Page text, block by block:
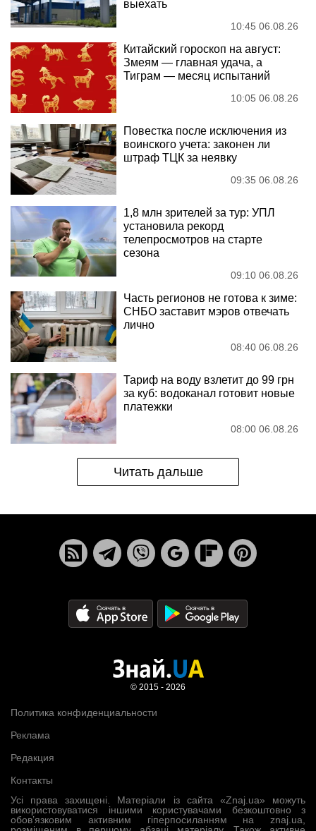
выехать
10:45 06.08.26
Китайский гороскоп на август:
Змеям — главная удача, а
Тиграм — месяц испытаний
10:05 06.08.26
Повестка после исключения из
воинского учета: законен ли
штраф ТЦК за неявку
09:35 06.08.26
1,8 млн зрителей за тур: УПЛ
установила рекорд
телепросмотров на старте
сезона
09:10 06.08.26
Часть регионов не готова к зиме:
СНБО заставит мэров отвечать
лично
08:40 06.08.26
Тариф на воду взлетит до 99 грн
за куб: водоканал готовит новые
платежки
08:00 06.08.26
Читать дальше
Усі права захищені. Матеріали із сайта «Znaj.ua» можуть
використовуватися іншими користувачами безкоштовно з
обов’язковим активним гіперпосиланням на znaj.ua,
Политика конфиденциальности
Реклама
Редакция
Контакты
© 2015 - 2026